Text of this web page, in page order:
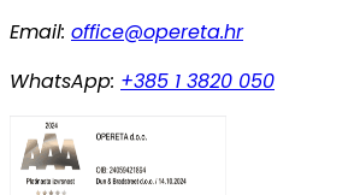
Email: office@opereta.hr
WhatsApp: +385 1 3820 050